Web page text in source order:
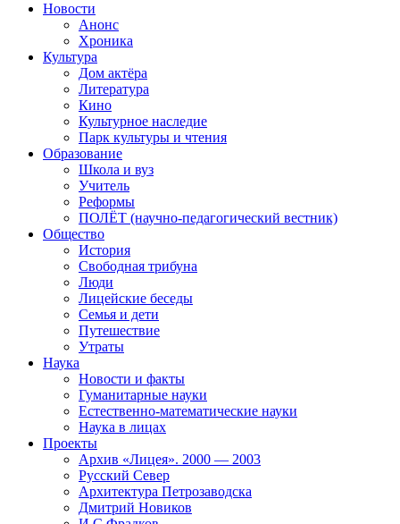
Новости
Анонс
Хроника
Культура
Дом актёра
Литература
Кино
Культурное наследие
Парк культуры и чтения
Образование
Школа и вуз
Учитель
Реформы
ПОЛЁТ (научно-педагогический вестник)
Общество
История
Свободная трибуна
Люди
Лицейские беседы
Семья и дети
Путешествие
Утраты
Наука
Новости и факты
Гуманитарные науки
Естественно-математические науки
Наука в лицах
Проекты
Архив «Лицея». 2000 — 2003
Русский Север
Архитектура Петрозаводска
Дмитрий Новиков